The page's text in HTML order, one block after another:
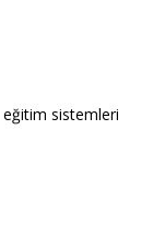
eğitim sistemleri